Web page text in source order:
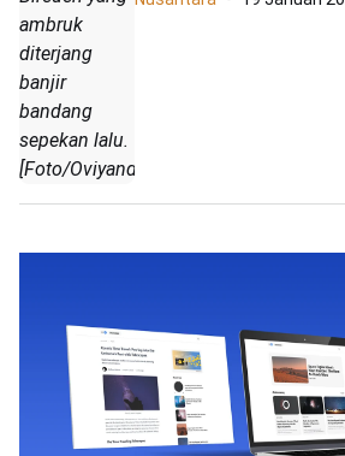
ambruk
diterjang
banjir
bandang
sepekan lalu.
[Foto/Oviyandi]